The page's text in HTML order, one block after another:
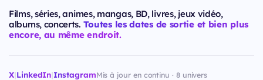
Films, séries, animes, mangas, BD, livres, jeux vidéo,
albums, concerts. Toutes les dates de sortie et bien plus
encore, au même endroit.
X|LinkedIn|InstagramMis à jour en continu · 8 univers